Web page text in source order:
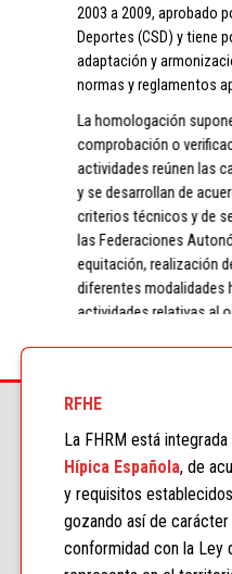
2003 a 2009, aprobado
Deportes (CSD) y tiene
adaptación y
normas y reglamentos
La homologación
comprobación o
actividades reúnen las
y se desarrollan de
criterios técnicos y de
las Federaciones
equitación, realización
diferentes modalidades
actividades relativas al
categorías o niveles de
usuarios disponer de un
propios Clubes-Centros
contar con una
de sus actividades
ACCEDER A LA
RFHE
La FHRM está integrada
Hípica Española, de
y requisitos
gozando así de
conformidad con la Ley